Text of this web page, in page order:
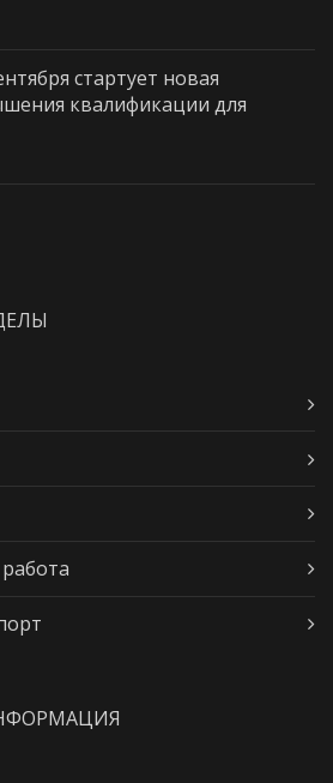
стартует новая
квалификации для